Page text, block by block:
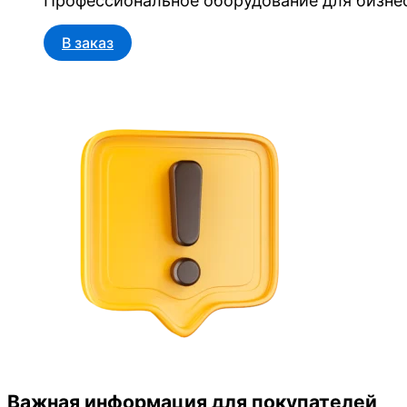
В заказ
Важная информация для покупателей